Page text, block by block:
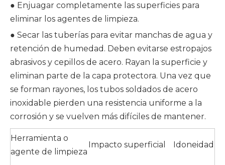
● Enjuagar completamente las superficies para
eliminar los agentes de limpieza.
● Secar las tuberías para evitar manchas de agua y
retención de humedad. Deben evitarse estropajos
abrasivos y cepillos de acero. Rayan la superficie y
eliminan parte de la capa protectora. Una vez que
se forman rayones, los tubos soldados de acero
inoxidable pierden una resistencia uniforme a la
corrosión y se vuelven más difíciles de mantener.
Herramienta o
agente de limpieza
Impacto superficial Idoneidad